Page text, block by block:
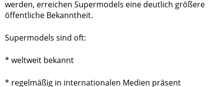
werden, erreichen Supermodels eine deutlich größere
öffentliche Bekanntheit.
Supermodels sind oft:
* weltweit bekannt
* regelmäßig in internationalen Medien präsent